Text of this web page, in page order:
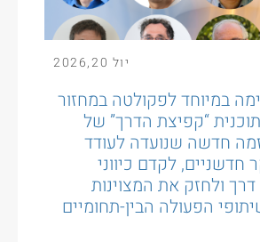
יול 20
,
2026
במיוחד לפקולטה במחזור
“קפיצת הדרך” של
חדשה שנועדה לעודד
חדשניים, לקדם כיווני
ולחזק את המצוינות
הפעולה הבין-תחומיים